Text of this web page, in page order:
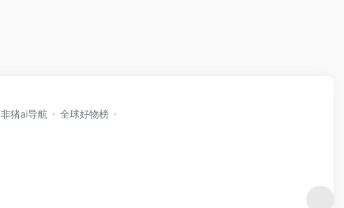
非猪ai导航
全球好物榜